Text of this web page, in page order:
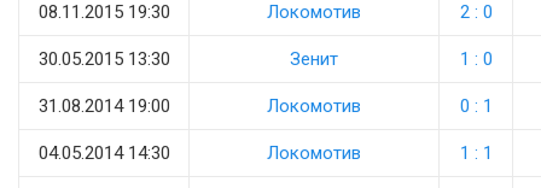
08.11.2015 19:30 Локомотив 2 : 0
30.05.2015 13:30 Зенит 1 : 0
31.08.2014 19:00 Локомотив 0 : 1
04.05.2014 14:30 Локомотив 1 : 1